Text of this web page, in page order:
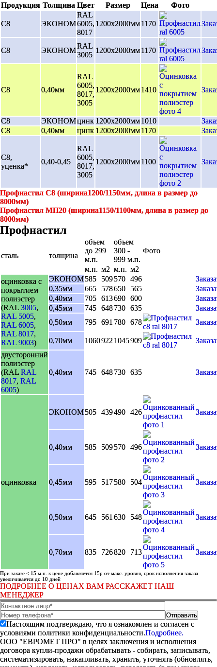
Продукция Толщина Цвет Размер Цена Фото
С8 ЭКОНОМ
RAL
6005,
8017
1200х2000мм1170
С8 ЭКОНОМ
RAL
3005
1200х2000мм1170
С8 0,40мм
RAL
6005,
8017,
3005
1200х2000мм1410
С8 ЭКОНОМцинк 1200х2000мм1010
С8
0,40мм цинк 1200х2000мм1170
С8,
уценка*
0,40-0,45
RAL
6005,
8017,
3005
1200х2000мм1100
Профнастил С8 (ширина1200/1150мм, длина в размер до
8000мм)
Профнастил МП20 (ширина1150/1100мм, длина в размер до
8000мм)
Профнастил
сталь толщина
объем
до 299
м.п.
объем
300 -
999 м.п.
Фото
м.п. м2 м.п. м2
оцинковка с
покрытием
полиэстер
(RAL 3005,
RAL 5005,
RAL 6005,
RAL 8017,
RAL 9003)
ЭКОНОМ585 509570 496
0,35мм
665 578650 565
0,40мм
705 613690 600
0,45мм
745 648730 635
0,50мм
795 691 780 678
0,70мм 1060922 1045909
двусторонний
полиэстер
(RAL RAL
8017, RAL
6005)
0,40мм 745 648730 635
оцинковка
ЭКОНОМ505 439490 426
0,40мм 585 509570 496
0,45мм 595 517580 504
0,50мм 645 561 630 548
0,70мм 835 726820 713
При заказе < 15 м.п. к цене добавляется 15р от макс. уровня, срок исполнения заказа
увеличивается до 10 дней
ПОДРОБНЕЕ О ЦЕНАХ ВАМ РАССКАЖЕТ НАШ
МЕНЕДЖЕР
Настоящим подтверждаю, что я ознакомлен и согласен с
условиями политики конфиденциальности.Подробнее.
ООО "ЕВРОМЕТ ПРО" в целях заключения и исполнения
договора купли-продажи обрабатывать - собирать, записывать,
систематизировать, накапливать, хранить, уточнять (обновлять,